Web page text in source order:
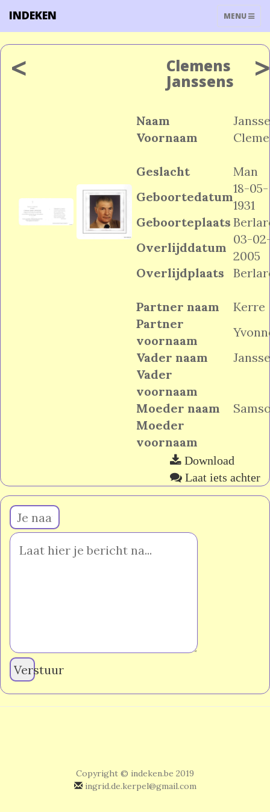
TOGGLE
MENU
INDEKEN
< Clemens
Janssens
Naam
Voornaam
Geslacht
Man
Geboortedatum
18-05-
1931
Geboorteplaats
Overlijddatum
03-
2005
Overlijdplaats
Partner naam
Kerre
Partner
voornaam
Vader naam
Vader
voornaam
Moeder naam
Moeder
voornaam
>
Download
Laat iets achter
Verstuur
Copyright © indeken.be 2019
ingrid.de.kerpel@gmail.com